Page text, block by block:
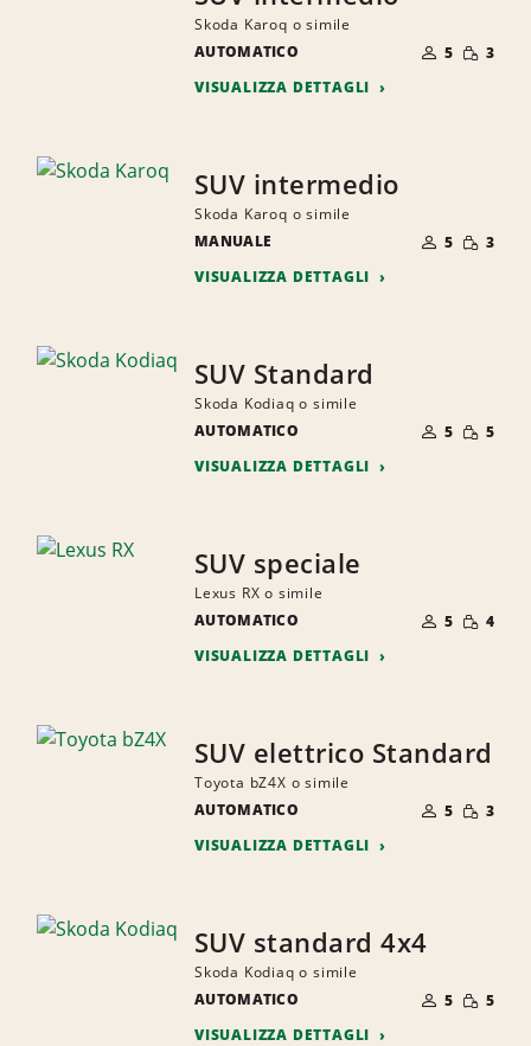
Skoda Karoq o simile
AUTOMATICO
DI
PERSONE
5 RIDOTTA
3
VISUALIZZA DETTAGLI
SUV intermedio
Skoda Karoq o simile
MANUALE
DI
PERSONE
5 RIDOTTA
3
VISUALIZZA DETTAGLI
SUV Standard
Skoda Kodiaq o simile
AUTOMATICO
DI
PERSONE
5 RIDOTTA
5
VISUALIZZA DETTAGLI
SUV speciale
Lexus RX o simile
AUTOMATICO
DI
PERSONE
5 RIDOTTA
4
VISUALIZZA DETTAGLI
SUV elettrico Standard
Toyota bZ4X o simile
AUTOMATICO
DI
PERSONE
5 RIDOTTA
3
VISUALIZZA DETTAGLI
SUV standard 4x4
Skoda Kodiaq o simile
AUTOMATICO
DI
PERSONE
5 RIDOTTA
5
VISUALIZZA DETTAGLI